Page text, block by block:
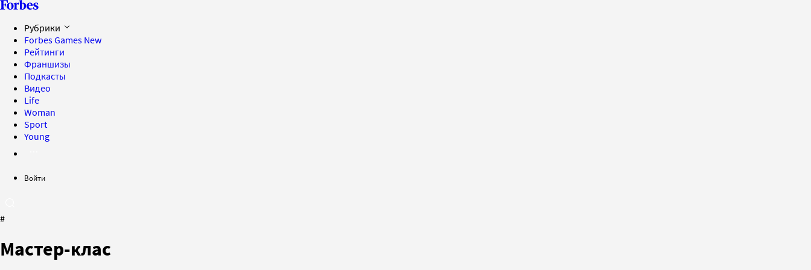
Рубрики
Forbes Games New
Рейтинги
Франшизы
Подкасты
Видео
Life
Woman
Sport
Young
Войти
#
Мастер-клас